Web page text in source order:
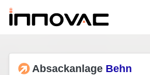
Absackanlage Behn